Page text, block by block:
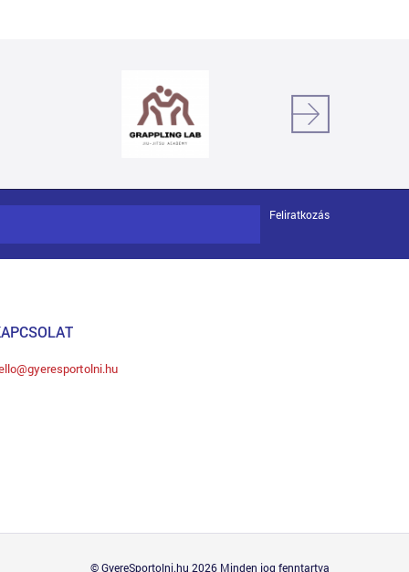
Feliratkozás
© GyereSportolni.hu 2026 Minden jog fenntartva